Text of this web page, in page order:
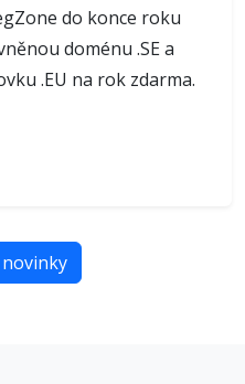
do konce roku
doménu .SE a
.EU na rok zdarma.